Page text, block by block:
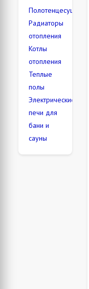
Полотенцесушители
Радиаторы
отопления
Котлы
отопления
Теплые
полы
Электрические
печи для
бани и
сауны